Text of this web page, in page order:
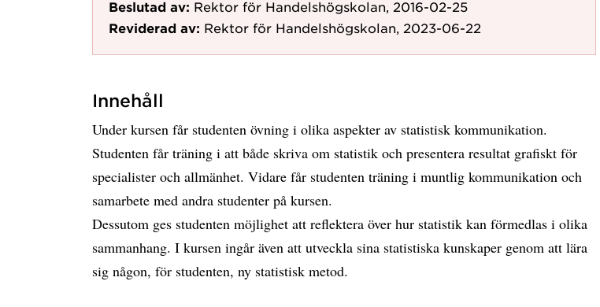
Beslutad av: Rektor för Handelshögskolan, 2016-02-25
Reviderad av: Rektor för Handelshögskolan, 2023-06-22
Innehåll
Under kursen får studenten övning i olika aspekter av statistisk kommunikation.
Studenten får träning i att både skriva om statistik och presentera resultat grafiskt för
specialister och allmänhet. Vidare får studenten träning i muntlig kommunikation och
samarbete med andra studenter på kursen.
Dessutom ges studenten möjlighet att reflektera över hur statistik kan förmedlas i olika
sammanhang. I kursen ingår även att utveckla sina statistiska kunskaper genom att lära
sig någon, för studenten, ny statistisk metod.